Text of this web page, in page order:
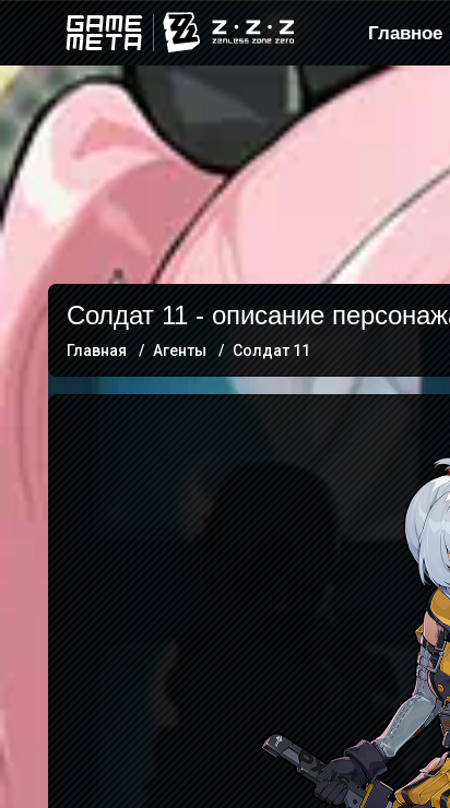
Главное
Солдат 11 - описание
Главная Агенты Солдат 11